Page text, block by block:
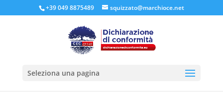
+39 049 8875489 squizzato@marchioce.net
Seleziona una pagina